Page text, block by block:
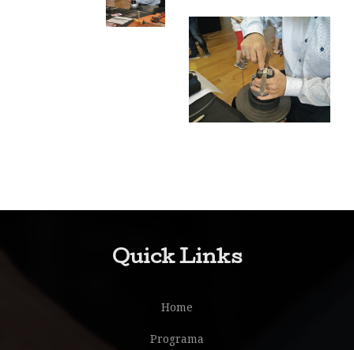
Quick Links
Home
Programa